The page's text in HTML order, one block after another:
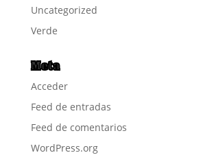
Uncategorized
Verde
Meta
Acceder
Feed de entradas
Feed de comentarios
WordPress.org